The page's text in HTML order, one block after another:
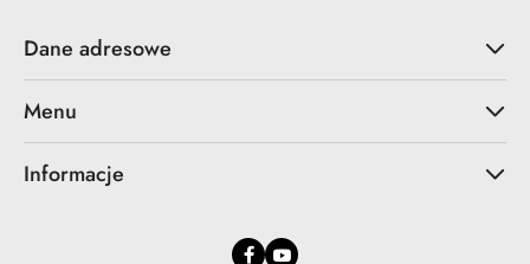
Dane adresowe
Menu
Informacje